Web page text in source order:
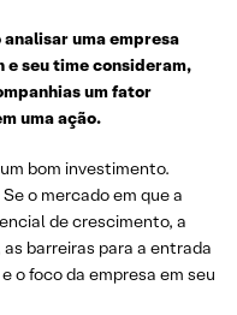
uma empresa
e seu time consideram,
um fator
uma ação.
bom investimento.
o mercado em que a
de crescimento, a
barreiras para a entrada
o foco da empresa em seu